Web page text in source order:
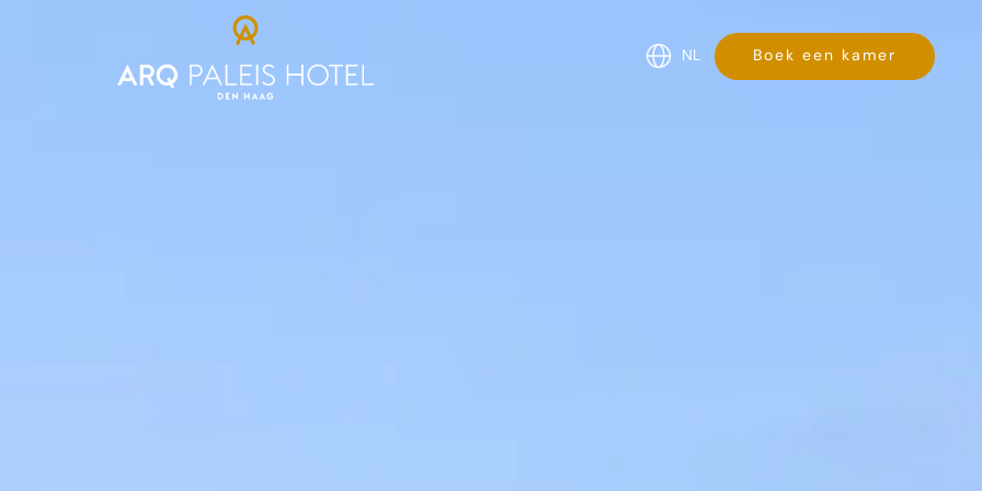
NL Boek een kamer